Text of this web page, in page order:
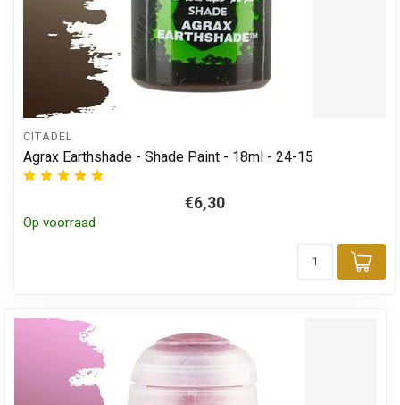
CITADEL
Agrax Earthshade - Shade Paint - 18ml - 24-15
€6,30
Op voorraad